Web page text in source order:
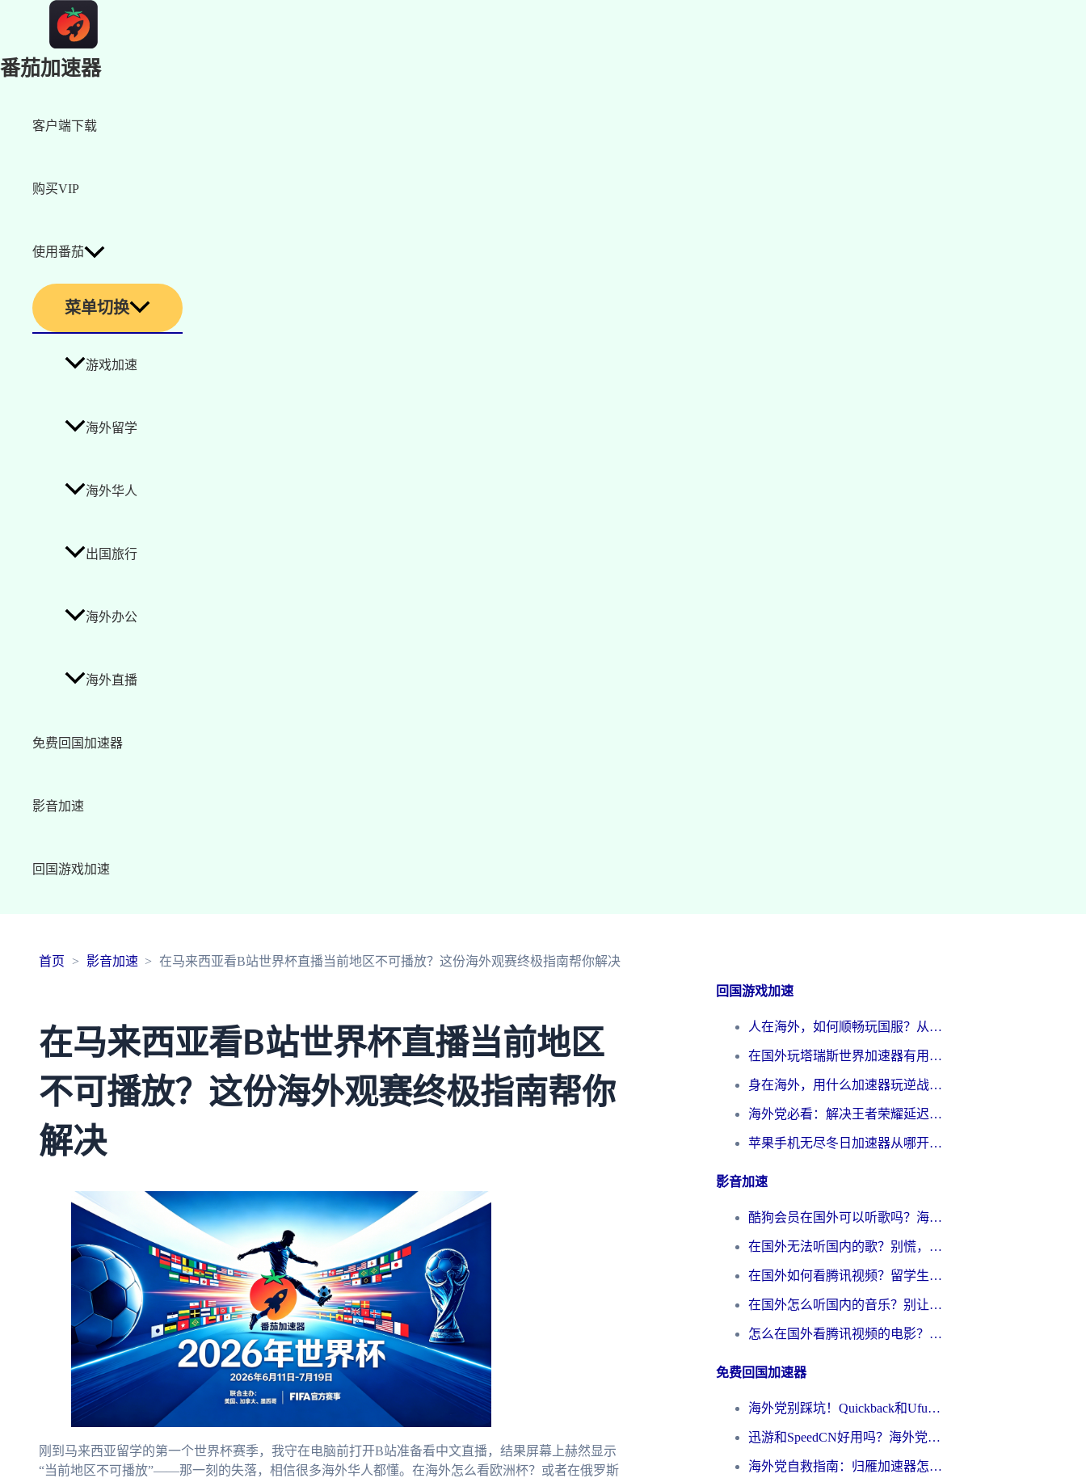
番茄加速器
客户端下载
购买VIP
使用番茄
菜单切换
游戏加速
海外留学
海外华人
出国旅行
海外办公
海外直播
免费回国加速器
影音加速
回国游戏加速
首页 影音加速 在马来西亚看B站世界杯直播当前地区不可播放？这份海外观赛终极指南帮你解决
在马来西亚看B站世界杯直播当前地区
不可播放？这份海外观赛终极指南帮你
解决
刚到马来西亚留学的第一个世界杯赛季，我守在电脑前打开B站准备看中文直播，结果屏幕上赫然显示
“当前地区不可播放”——那一刻的失落，相信很多海外华人都懂。在海外怎么看欧洲杯？或者在俄罗斯
回国游戏加速
人在海外，如何顺畅玩国服？从《王者荣耀》到《云图计划》的加速器终极指南
在国外玩塔瑞斯世界加速器有用吗？海外玩家亲测后的真实答案
身在海外，用什么加速器玩逆战才能告别延迟？
海外党必看：解决王者荣耀延迟的加速器终极指南——从EVE到猫和老鼠，一个工具全搞定
苹果手机无尽冬日加速器从哪开启？海外玩家的冬日生存指南
影音加速
酷狗会员在国外可以听歌吗？海外党亲测有效：3步解决音乐权限难题
在国外无法听国内的歌？别慌，这样操作就能畅听QQ音乐（附亲测加速器推荐）
在国外如何看腾讯视频？留学生亲测有效的回国加速方案
在国外怎么听国内的音乐？别让版权限制断了你的华语歌单
怎么在国外看腾讯视频的电影？海外党亲测有效的回国加速指南
免费回国加速器
海外党别踩坑！Quickback和UfunR好用吗？选对回国加速器才能无缝刷国内资源
迅游和SpeedCN好用吗？海外党如何破解那道看不见的墙
海外党自救指南：归雁加速器怎么样？教你避开坑实现国内资源无缝访问